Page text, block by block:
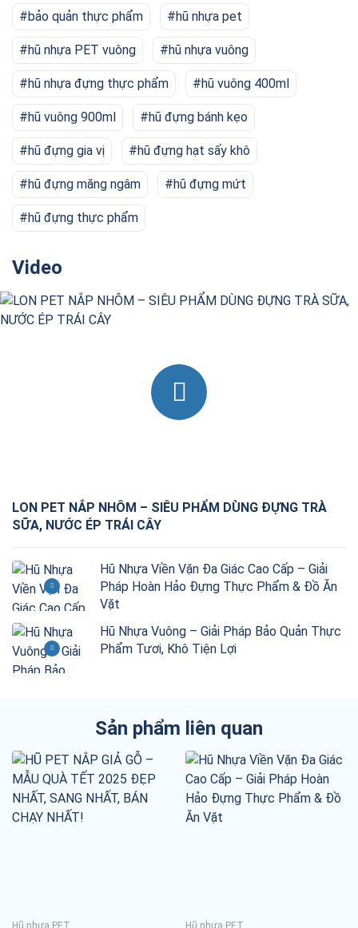
bảo quản thực phẩm hũ nhựa pet
hũ nhựa PET vuông hũ nhựa vuông
hũ nhựa đựng thực phẩm hũ vuông 400ml
hũ vuông 900ml hũ đựng bánh kẹo
hũ đựng gia vị hũ đựng hạt sấy khô
hũ đựng măng ngâm hũ đựng mứt
hũ đựng thực phẩm
Video
LON PET NẮP NHÔM – SIÊU PHẨM DÙNG ĐỰNG TRÀ
SỮA, NƯỚC ÉP TRÁI CÂY
Hũ Nhựa Viền Vặn Đa Giác Cao Cấp – Giải
Pháp Hoàn Hảo Đựng Thực Phẩm & Đồ Ăn
Vặt
Hũ Nhựa Vuông – Giải Pháp Bảo Quản Thực
Phẩm Tươi, Khô Tiện Lợi
Sản phẩm liên quan
Hũ nhựa PET Hũ nhựa PET